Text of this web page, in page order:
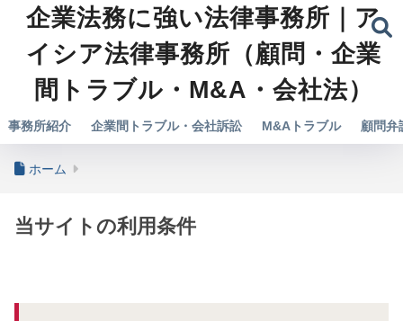
企業法務に強い法律事務所｜ア
イシア法律事務所（顧問・企業
間トラブル・M&A・会社法）
事務所紹介 企業間トラブル・会社訴訟 M&Aトラブル 顧問弁
ホーム
当サイトの利用条件